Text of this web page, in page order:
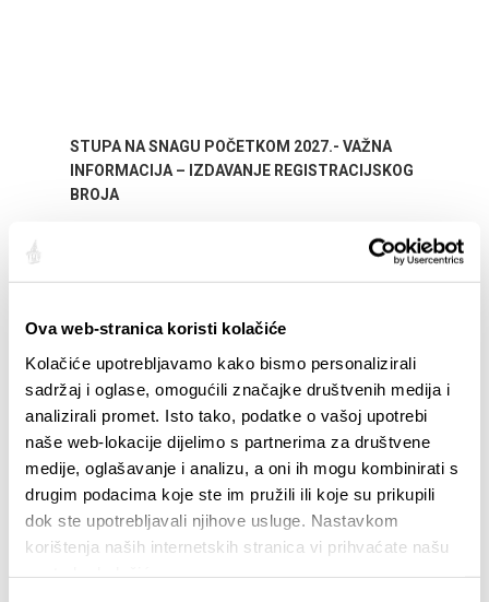
Ova web-stranica koristi kolačiće
Kolačiće upotrebljavamo kako bismo personalizirali
sadržaj i oglase, omogućili značajke društvenih medija i
analizirali promet. Isto tako, podatke o vašoj upotrebi
naše web-lokacije dijelimo s partnerima za društvene
medije, oglašavanje i analizu, a oni ih mogu kombinirati s
drugim podacima koje ste im pružili ili koje su prikupili
dok ste upotrebljavali njihove usluge. Nastavkom
korištenja naših internetskih stranica vi prihvaćate našu
STUPA NA SNAGU POČETKOM 2027.- VAŽNA
INFORMACIJA – IZDAVANJE REGISTRACIJSKOG
BROJA
EREIGNISSE
01.01.25
- 31.12.26
CITY OF SPLIT EVENT CALENDAR